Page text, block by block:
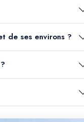
de ses environs ?